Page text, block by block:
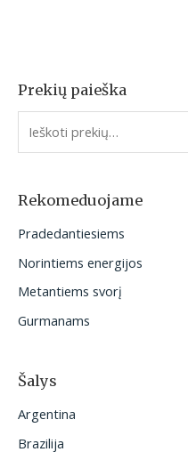
Prekių paieška
I
e
o
:
Rekomeduojame
Pradedantiesiems
Norintiems energijos
Metantiems svorį
Gurmanams
Šalys
Argentina
Brazilija